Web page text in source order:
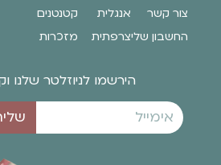
צור קשר
החשבון שלי
אנגלית
צרפתית
קטנטנים
מזכרות
הירשמו לניוזלטר שלנו